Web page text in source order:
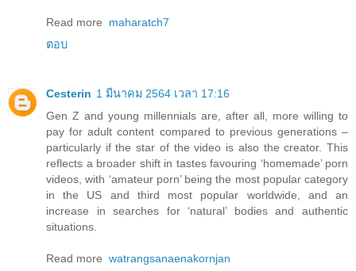
Read more maharatch7
ตอบ
Cesterin 1 มีนาคม 2564 เวลา 17:16
Gen Z and young millennials are, after all, more willing to
pay for adult content compared to previous generations –
particularly if the star of the video is also the creator. This
reflects a broader shift in tastes favouring ‘homemade’ porn
videos, with ‘amateur porn’ being the most popular category
in the US and third most popular worldwide, and an
increase in searches for ‘natural’ bodies and authentic
situations.
Read more watrangsanaenakornjan